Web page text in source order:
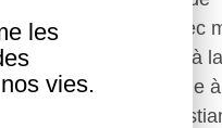
les
vies.
et traités avec
impôts spéciaux, à
des pogroms, comme
Comme pour le